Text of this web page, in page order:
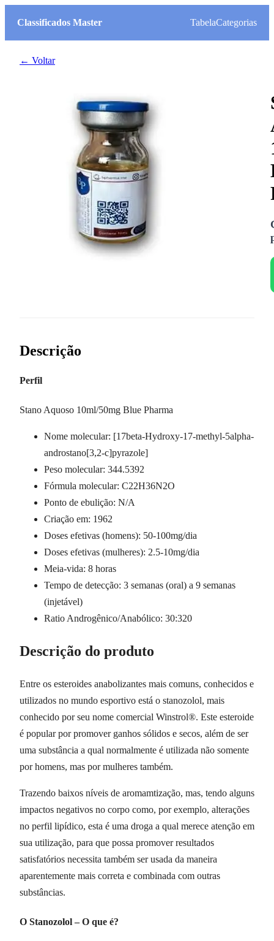
Classificados Master TabelaCategorias
← Voltar
Descrição
Perfil
Stano Aquoso 10ml/50mg Blue Pharma
Nome molecular: [17beta-Hydroxy-17-methyl-5alpha-
androstano[3,2-c]pyrazole]
Peso molecular: 344.5392
Fórmula molecular: C22H36N2O
Ponto de ebulição: N/A
Criação em: 1962
Doses efetivas (homens): 50-100mg/dia
Doses efetivas (mulheres): 2.5-10mg/dia
Meia-vida: 8 horas
Tempo de detecção: 3 semanas (oral) a 9 semanas
(injetável)
Ratio Androgênico/Anabólico: 30:320
Descrição do produto
Entre os esteroides anabolizantes mais comuns, conhecidos e
utilizados no mundo esportivo está o stanozolol, mais
conhecido por seu nome comercial Winstrol®. Este esteroide
é popular por promover ganhos sólidos e secos, além de ser
uma substância a qual normalmente é utilizada não somente
por homens, mas por mulheres também.
Trazendo baixos níveis de aromamtização, mas, tendo alguns
impactos negativos no corpo como, por exemplo, alterações
no perfil lipídico, esta é uma droga a qual merece atenção em
sua utilização, para que possa promover resultados
satisfatórios necessita também ser usada da maneira
aparentemente mais correta e combinada com outras
substâncias.
O Stanozolol – O que é?